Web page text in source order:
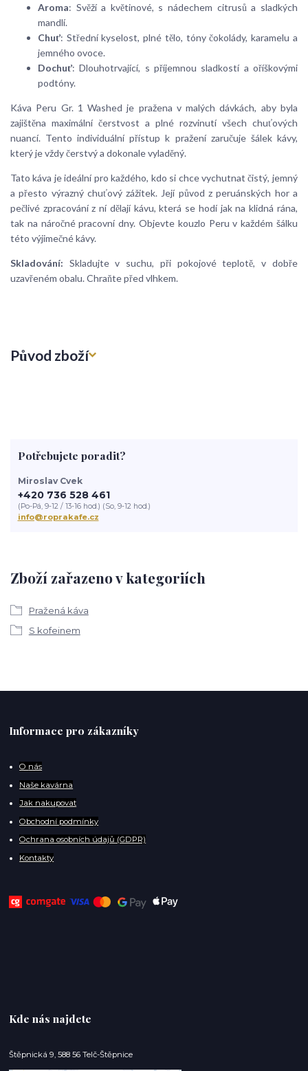
Aroma: Svěží a květinové, s nádechem citrusů a sladkých
mandlí.
Chuť: Střední kyselost, plné tělo, tóny čokolády, karamelu a
jemného ovoce.
Dochuť: Dlouhotrvající, s příjemnou sladkostí a oříškovými
podtóny.
Káva Peru Gr. 1 Washed je pražena v malých dávkách, aby byla
zajištěna maximální čerstvost a plné rozvinutí všech chuťových
nuancí. Tento individuální přístup k pražení zaručuje šálek kávy,
který je vždy čerstvý a dokonale vyladěný.
Tato káva je ideální pro každého, kdo si chce vychutnat čistý, jemný
a přesto výrazný chuťový zážitek. Její původ z peruánských hor a
pečlivé zpracování z ní dělají kávu, která se hodí jak na klidná rána,
tak na náročné pracovní dny. Objevte kouzlo Peru v každém šálku
této výjimečné kávy.
Skladování: Skladujte v suchu, při pokojové teplotě, v dobře
uzavřeném obalu. Chraňte před vlhkem.
Původ zboží
Zboží zařazeno v kategoriích
Pražená káva
S kofeinem
Potřebujete poradit?
Miroslav Cvek
+420 736 528 461
(Po-Pá, 9-12 / 13-16 hod.) (So, 9-12 hod.)
info@roprakafe.cz
Informace pro zákazníky
O nás
Naše kavárna
Jak nakupovat
Obchodní podmínky
Ochrana osobních údajů (GDPR)
Kontakty
Kde nás najdete
Štěpnická 9, 588 56 Telč-Štěpnice